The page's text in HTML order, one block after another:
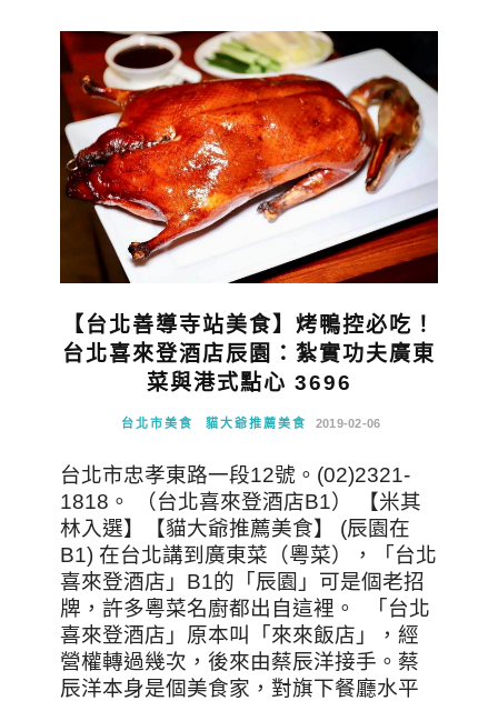
【台北善導寺站美食】烤鴨控必吃！
台北喜來登酒店辰園：紮實功夫廣東
菜與港式點心 3696
台北市美食 貓大爺推薦美食 2019-02-06
台北市忠孝東路一段12號。(02)2321-
1818。 （台北喜來登酒店B1） 【米其
林入選】【貓大爺推薦美食】 (辰園在
B1) 在台北講到廣東菜（粵菜），「台北
喜來登酒店」B1的「辰園」可是個老招
牌，許多粵菜名廚都出自這裡。 「台北
喜來登酒店」原本叫「來來飯店」，經
營權轉過幾次，後來由蔡辰洋接手。蔡
辰洋本身是個美食家，對旗下餐廳水平